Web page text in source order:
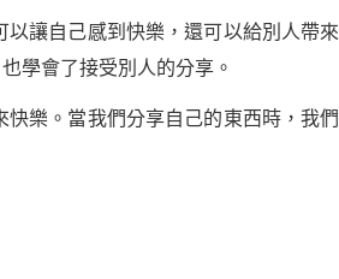
讓自己感到快樂，還可以給別人帶來
學會了接受別人的分享。
樂。當我們分享自己的東西時，我們